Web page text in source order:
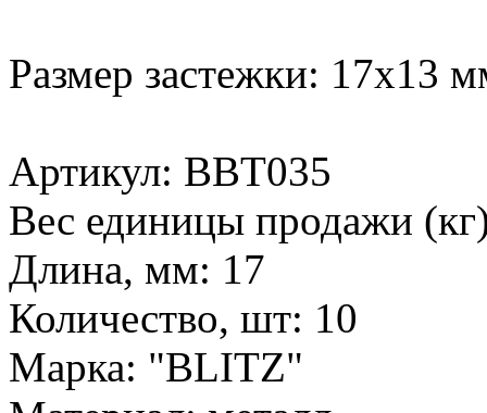
Размер застежки: 17х13
Артикул: BBT035
Вес единицы продажи
Длина, мм: 17
Количество, шт: 10
Марка: "BLITZ"